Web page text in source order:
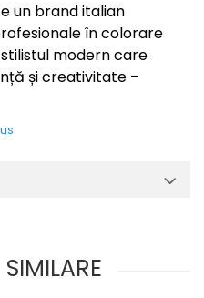
un brand italian
în colorare
modern care
și creativitate –